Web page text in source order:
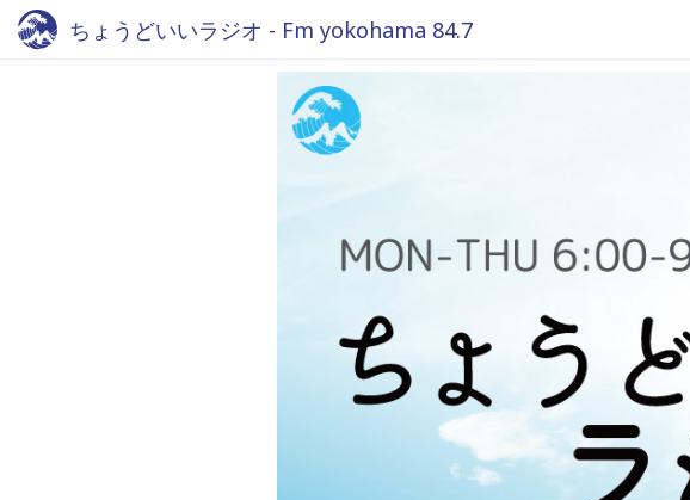
ちょうどいいラジオ - Fm yokohama 84.7